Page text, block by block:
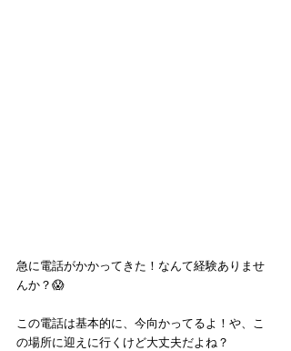
急に電話がかかってきた！なんて経験ありませ
んか？😱
この電話は基本的に、今向かってるよ！や、こ
の場所に迎えに行くけど大丈夫だよね？